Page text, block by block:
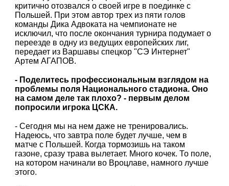
критично отозвался о своей игре в поединке с
Польшей. При этом автор трех из пяти голов
команды Дика Адвоката на чемпионате не
исключил, что после окончания турнира подумает о
переезде в одну из ведущих европейских лиг,
передает из Варшавы спецкор "СЭ Интернет"
Артем АГАПОВ.
- Поделитесь профессиональным взглядом на
проблемы поля Национального стадиона. Оно
на самом деле так плохо? - первым делом
попросили игрока ЦСКА.
- Сегодня мы на нем даже не тренировались.
Надеюсь, что завтра поле будет лучше, чем в
матче с Польшей. Когда тормозишь на таком
газоне, сразу трава вылетает. Много кочек. То поле,
на котором начинали во Вроцлаве, намного лучше
этого.